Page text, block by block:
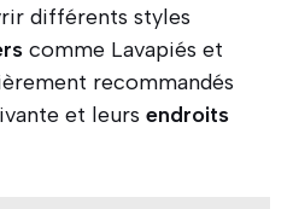
différents styles
comme Lavapiés et
recommandés
et leurs endroits